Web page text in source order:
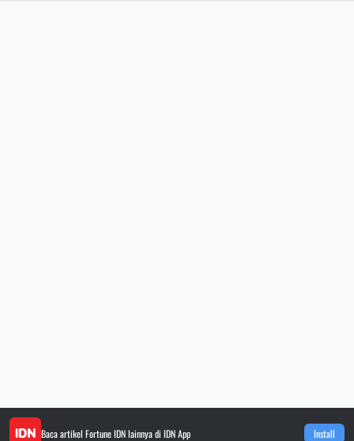
Baca artikel Fortune IDNlainnya di IDN App Install